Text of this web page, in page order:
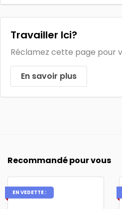
Travailler Ici?
Réclamez cette page pour
En savoir plus
Recommandé pour vous
EN VEDETTE :